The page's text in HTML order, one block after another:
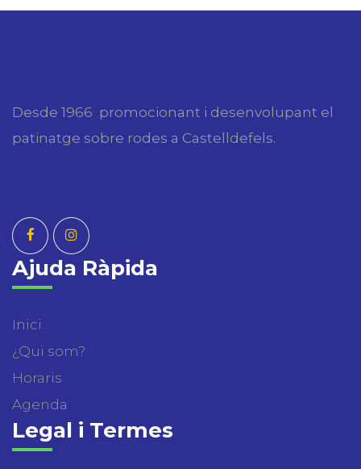
Desde 1966 promocionant i desenvolupant el
patinatge sobre rodes a Castelldefels.
Ajuda Ràpida
Inici
¿Qui som?
Horaris
Agenda
Legal i Termes